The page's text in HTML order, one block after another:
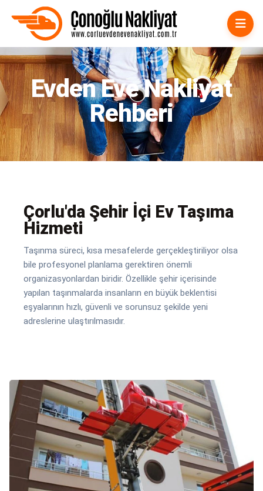
Çorlu Evden Eve Nakliyat
Evden Eve Nakliyat
Rehberi
Çorlu'da Şehir İçi Ev Taşıma
Hizmeti
Taşınma süreci, kısa mesafelerde gerçekleştiriliyor olsa
bile profesyonel planlama gerektiren önemli
organizasyonlardan biridir. Özellikle şehir içerisinde
yapılan taşınmalarda insanların en büyük beklentisi
eşyalarının hızlı, güvenli ve sorunsuz şekilde yeni
adreslerine ulaştırılmasıdır.